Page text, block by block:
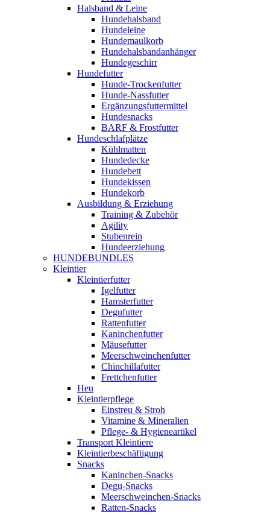
Halsband & Leine
Hundehalsband
Hundeleine
Hundemaulkorb
Hundehalsbandanhänger
Hundegeschirr
Hundefutter
Hunde-Trockenfutter
Hunde-Nassfutter
Ergänzungsfuttermittel
Hundesnacks
BARF & Frostfutter
Hundeschlafplätze
Kühlmatten
Hundedecke
Hundebett
Hundekissen
Hundekorb
Ausbildung & Erziehung
Training & Zubehör
Agility
Stubenrein
Hundeerziehung
HUNDEBUNDLES
Kleintier
Kleintierfutter
Igelfutter
Hamsterfutter
Degufutter
Rattenfutter
Kaninchenfutter
Mäusefutter
Meerschweinchenfutter
Chinchillafutter
Frettchenfutter
Heu
Kleintierpflege
Einstreu & Stroh
Vitamine & Mineralien
Pflege- & Hygieneartikel
Transport Kleintiere
Kleintierbeschäftigung
Snacks
Kaninchen-Snacks
Degu-Snacks
Meerschweinchen-Snacks
Ratten-Snacks